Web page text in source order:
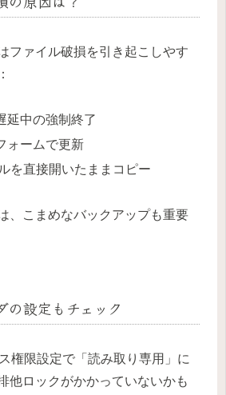
ファイル破損を引き起こしやす
延中の強制終了
ォームで更新
を直接開いたままコピー
、こまめなバックアップも重要
の設定もチェック
権限設定で「読み取り専用」に
他ロックがかかっていないかも